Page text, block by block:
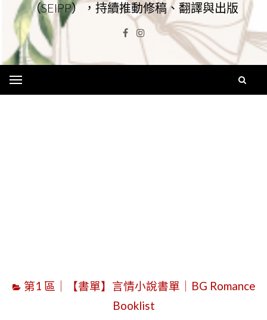
（SEIPP），持續推動修稿、翻譯與出版
Facebook
Instagram
第1 區｜【書單】言情小說書單｜BG Romance
Booklist